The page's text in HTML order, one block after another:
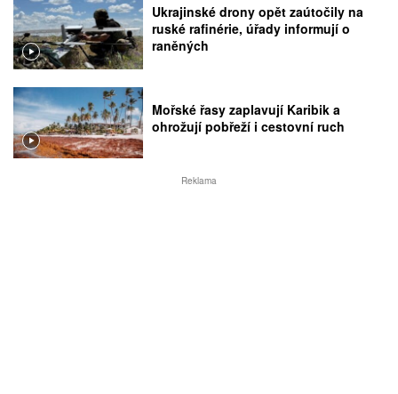
Ukrajinské drony opět zaútočily na
ruské rafinérie, úřady informují o
raněných
Mořské řasy zaplavují Karibik a
ohrožují pobřeží i cestovní ruch
Reklama